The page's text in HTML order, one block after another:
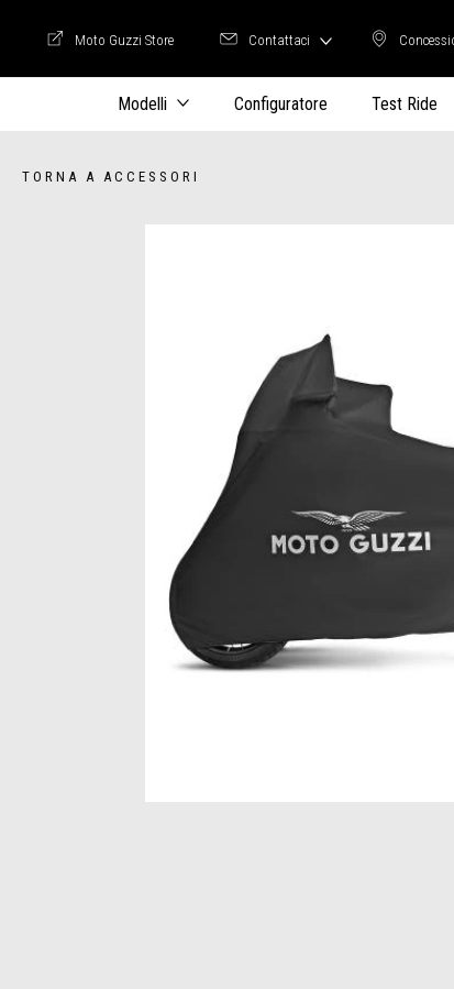
Moto Guzzi Store
Moto Guzzi Store Contattaci
Modelli Configuratore Test Ride
TORNA A ACCESSORI